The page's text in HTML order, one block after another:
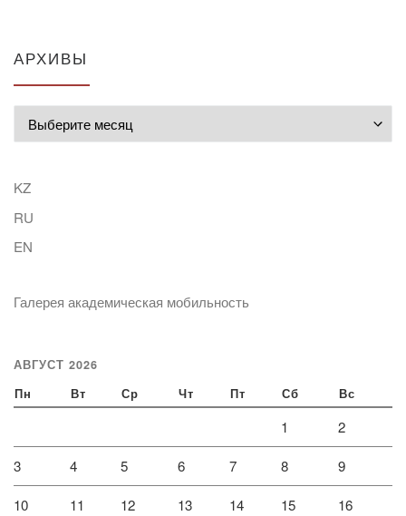
АРХИВЫ
KZ
RU
EN
Галерея академическая мобильность
АВГУСТ 2026
Пн Вт Ср Чт Пт Сб Вс
1 2
3 4 5 6 7 8 9
10 11 12 13 14 15 16